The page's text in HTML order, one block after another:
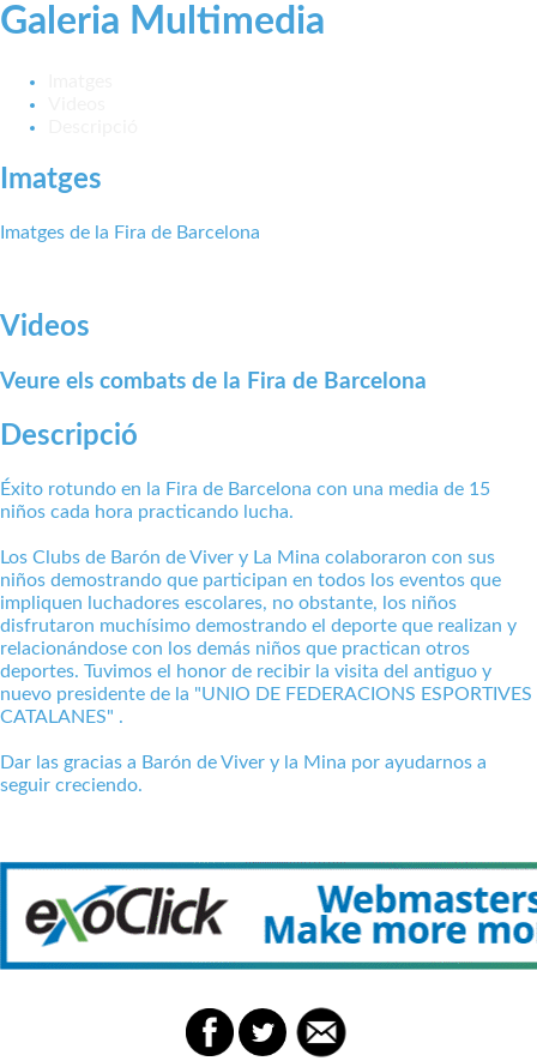
Galeria Multimedia
Imatges
Imatges de la Fira de Barcelona
Videos
Veure els combats de la Fira de Barcelona
Descripció
Éxito rotundo en la Fira de Barcelona con una media de 15
niños cada hora practicando lucha.
Los Clubs de Barón de Viver y La Mina colaboraron con sus
niños demostrando que participan en todos los eventos que
impliquen luchadores escolares, no obstante, los niños
disfrutaron muchísimo demostrando el deporte que realizan y
relacionándose con los demás niños que practican otros
deportes. Tuvimos el honor de recibir la visita del antiguo y
nuevo presidente de la "UNIO DE FEDERACIONS ESPORTIVES
CATALANES" .
Dar las gracias a Barón de Viver y la Mina por ayudarnos a
seguir creciendo.